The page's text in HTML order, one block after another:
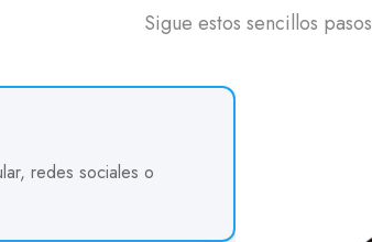
Sigue estos sencillos pasos
redes sociales o